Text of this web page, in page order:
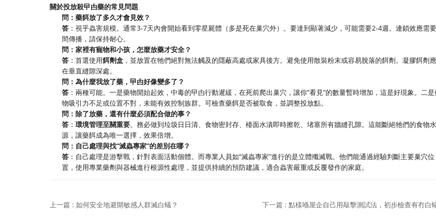
關於投放殺曱甴藥的常見問題
問：藥餌放了多久才會見效？
答 ：視乎蟲害規模。通常3-7天內會開始看到零星屍體（多是死在巢穴外）。要達到顯著減少，可能需要2-4週。連鎖效應需
間傳播，請保持耐心。
問：家裡有寵物和小孩，怎麼放藥才安全？
答 ：首選使用餌劑盒 ，並放置在牠們絕對無法觸及的隱蔽高處或家具後方。避免使用散裝粉末或容易脫落的餌劑。凝膠餌劑
在垂直縫隙深處。
問：為什麼我放了藥，曱甴好像變多了？
答 ：兩種可能。一是藥物開始起效，中毒的曱甴行動遲緩，在死前爬出巢穴，讓你“看見”的數量暫時增加，這是好現象。二
物吸引力不足或位置不對，未能有效控制族群。可檢查藥餌是否被取食，並調整投放點。
問：除了放藥，還有什麼必須配合做的事？
答 ： 環境管理至關重要。務必做到垃圾日日清、食物密封存、檯面水漬即時擦乾、堵塞所有牆縫孔隙。這能斷絕牠們的食物水
源，讓藥餌成為唯一選擇，效果倍增。
問：自己處理與找“滅蟲專家”的差別在哪？
答 ：自己處理是游擊戰，針對表面活動個體。而專業人員如“滅蟲專家”進行的是立體殲滅戰。他們能通過經驗判斷主要巢穴位
置，使用專業藥劑與器械進行根源性處理，並提供持續的預防建議，適合蟲害嚴重或反覆發作的家庭。
上一篇 : 如何安全地避開敏感人群滅白蟻？ 下一篇 : 點樣喺屋企自己用敲擊測試法，初步檢查有冇白